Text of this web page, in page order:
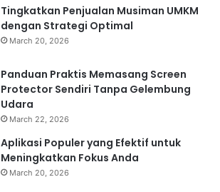
Tingkatkan Penjualan Musiman UMKM
dengan Strategi Optimal
March 20, 2026
Panduan Praktis Memasang Screen
Protector Sendiri Tanpa Gelembung
Udara
March 22, 2026
Aplikasi Populer yang Efektif untuk
Meningkatkan Fokus Anda
March 20, 2026